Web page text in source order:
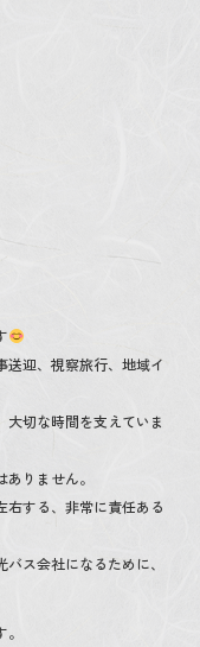
送迎、視察旅行、地域イ
切な時間を支えていま
りません。
右する、非常に責任ある
ス会社になるために、